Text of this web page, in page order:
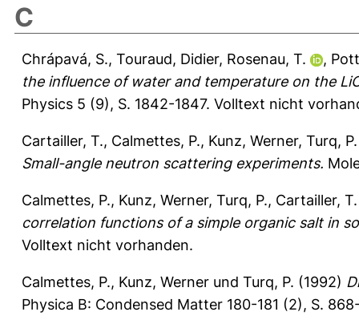
C
Chrápavá, S., Touraud, Didier, Rosenau, T. ,
the influence of water and temperature on the
Physics 5 (9), S. 1842-1847. Volltext nicht
Cartailler, T., Calmettes, P., Kunz, Werner, Turq, P.
Small-angle neutron scattering experiments.
Calmettes, P., Kunz, Werner, Turq, P., Cartailler, T.
correlation functions of a simple organic salt in
Volltext nicht vorhanden.
Calmettes, P., Kunz, Werner und Turq, P. (1992)
Physica B: Condensed Matter 180-181 (2), S.